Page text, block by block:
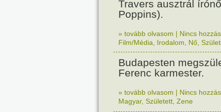
Travers ausztrál
Poppins).
» tovább olvasom | Nincs
Film/Média
Irodalom Nő
Budapesten
Ferenc karmester.
» tovább olvasom | Nincs
Magyar, Született Zene